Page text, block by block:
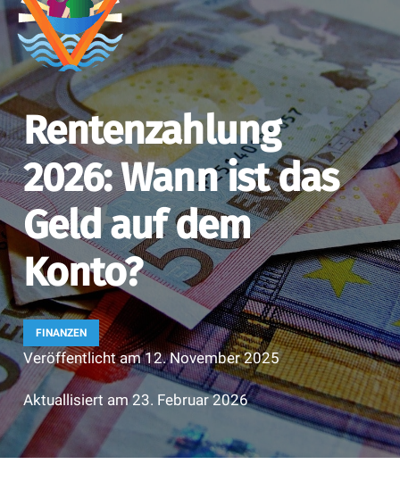
Rentenzahlung
2026: Wann ist das
Geld auf dem
Konto?
FINANZEN
Veröffentlicht am12. November 2025
Aktuallisiert am23. Februar 2026